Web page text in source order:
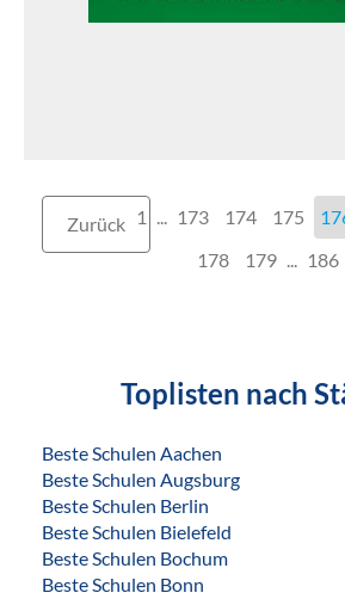
Zurück 1 173 174 175
178
179 186
Toplisten nach
Beste Schulen Aachen
Beste Schulen Augsburg
Beste Schulen Berlin
Beste Schulen Bielefeld
Beste Schulen Bochum
Beste Schulen Bonn